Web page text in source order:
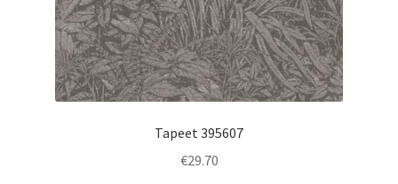
Tapeet 395607
€29.70